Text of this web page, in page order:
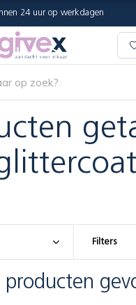
24 uur op werkdagen
Filters
producten